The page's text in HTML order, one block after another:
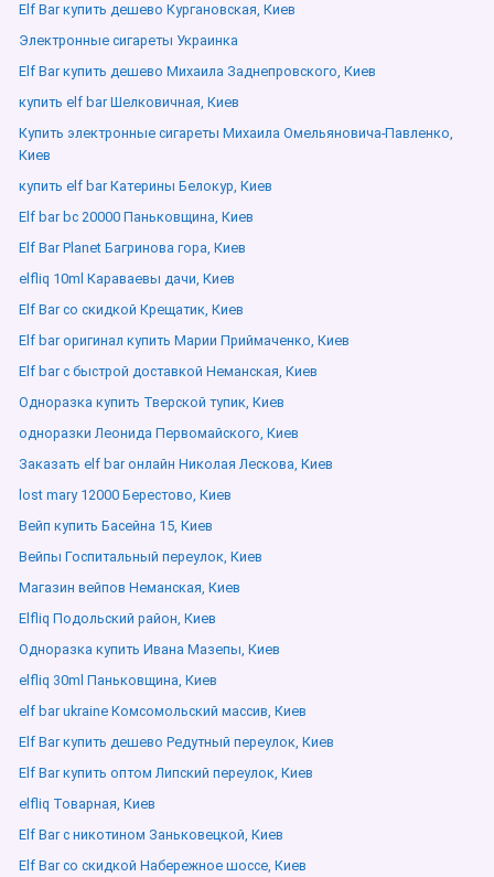
Elf Bar купить дешево Кургановская, Киев
Электронные сигареты Украинка
Elf Bar купить дешево Михаила Заднепровского, Киев
купить elf bar Шелковичная, Киев
Купить электронные сигареты Михаила Омельяновича-Павленко,
Киев
купить elf bar Катерины Белокур, Киев
Elf bar bc 20000 Паньковщина, Киев
Elf Bar Planet Багринова гора, Киев
elfliq 10ml Караваевы дачи, Киев
Elf Bar со скидкой Крещатик, Киев
Elf bar оригинал купить Марии Приймаченко, Киев
Elf bar с быстрой доставкой Неманская, Киев
Одноразка купить Тверской тупик, Киев
одноразки Леонида Первомайского, Киев
Заказать elf bar онлайн Николая Лескова, Киев
lost mary 12000 Берестово, Киев
Вейп купить Басейна 15, Киев
Вейпы Госпитальный переулок, Киев
Магазин вейпов Неманская, Киев
Elfliq Подольский район, Киев
Одноразка купить Ивана Мазепы, Киев
elfliq 30ml Паньковщина, Киев
elf bar ukraine Комсомольский массив, Киев
Elf Bar купить дешево Редутный переулок, Киев
Elf Bar купить оптом Липский переулок, Киев
elfliq Товарная, Киев
Elf Bar с никотином Заньковецкой, Киев
Elf Bar со скидкой Набережное шоссе, Киев